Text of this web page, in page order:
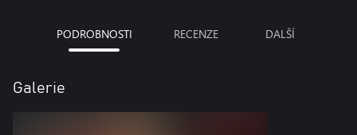
PODROBNOSTI RECENZE DALŠÍ
Galerie